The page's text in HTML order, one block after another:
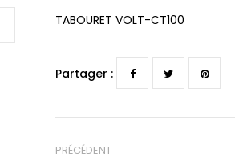
TABOURET VOLT-CT100
Partager :
PRÉCÉDENT